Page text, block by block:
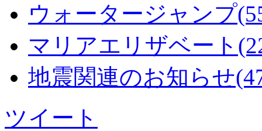
ウォータージャンプ
マリアエリザベート
地震関連のお知らせ
ツイート